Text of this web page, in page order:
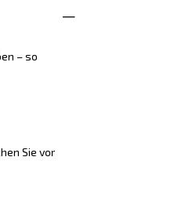
– so
Sie vor